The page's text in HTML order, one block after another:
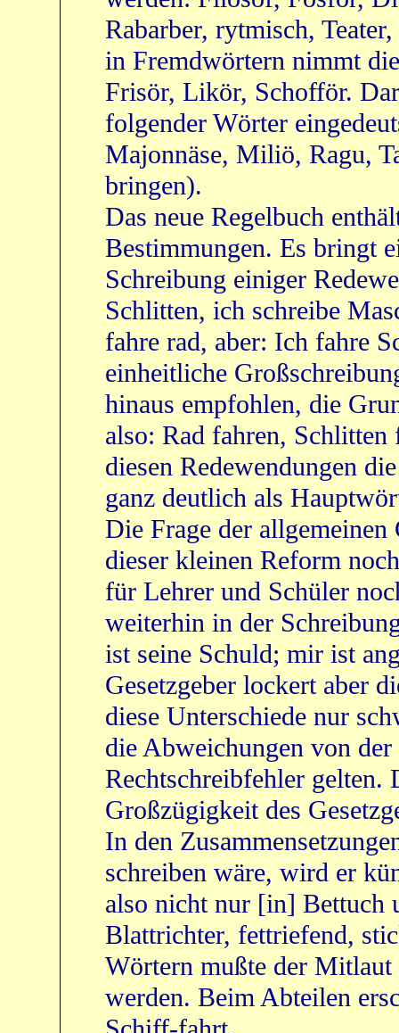
Rabarber, rytmisch,
in Fremdwörtern nimmt
Frisör, Likör, Schofför.
folgender Wörter
Majonnäse, Miliö, Ragu,
bringen).
Das neue Regelbuch
Bestimmungen. Es bringt
Schreibung einiger
Schlitten, ich schreibe
fahre rad, aber: Ich fahre
einheitliche
hinaus empfohlen, die
also: Rad fahren,
diesen Redewendungen
ganz deutlich als
Die Frage der
dieser kleinen Reform
für Lehrer und Schüler
weiterhin in der
ist seine Schuld; mir ist
Gesetzgeber lockert aber
diese Unterschiede nur
die Abweichungen von
Rechtschreibfehler gelten.
Großzügigkeit des
In den
schreiben wäre, wird er
also nicht nur [in] Bettuch
Blattrichter, fettriefend,
Wörtern mußte der Mitlaut
werden. Beim Abteilen